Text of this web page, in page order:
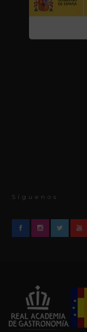
Síguenos